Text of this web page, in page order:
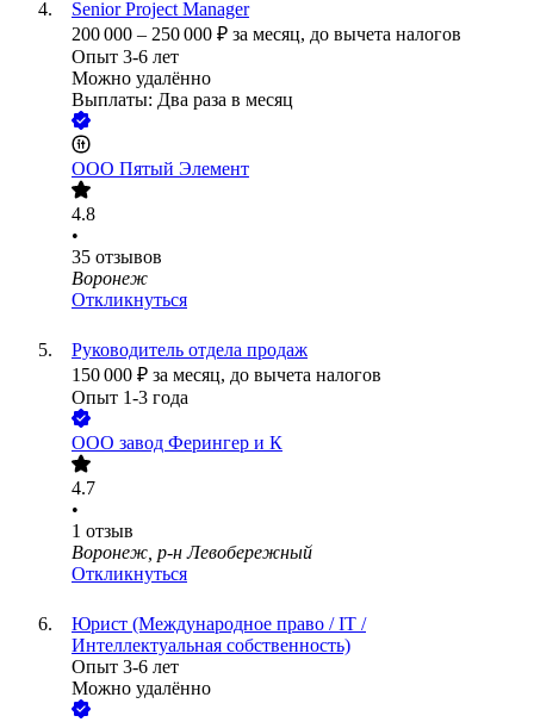
Senior Project Manager
200 000 – 250 000 ₽ за месяц, до вычета налогов
Опыт 3-6 лет
Можно удалённо
Выплаты: Два раза в месяц
ООО Пятый Элемент
4.8
•
35 отзывов
Воронеж
Откликнуться
Руководитель отдела продаж
150 000 ₽ за месяц, до вычета налогов
Опыт 1-3 года
ООО завод Ферингер и К
4.7
•
1 отзыв
Воронеж, р-н Левобережный
Откликнуться
Юрист (Международное право / IT /
Интеллектуальная собственность)
Опыт 3-6 лет
Можно удалённо